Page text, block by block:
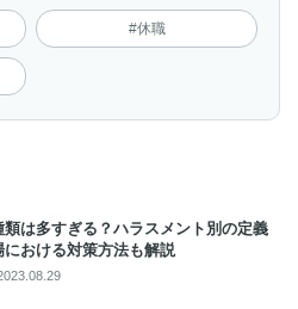
#休職
は多すぎる？ハラスメント別の定義
における対策方法も解説